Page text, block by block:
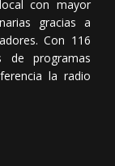
con mayor
gracias a
Con 116
de programas
la radio